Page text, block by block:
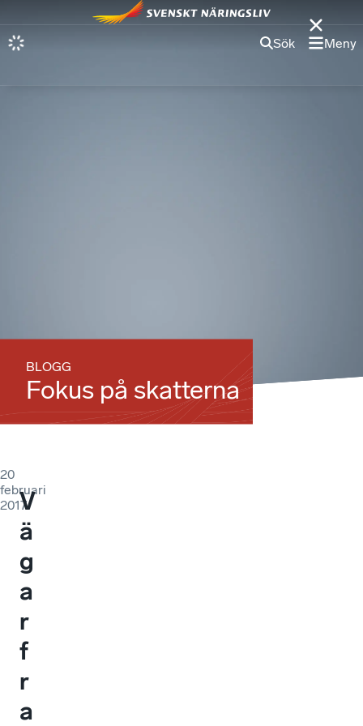
Sök Meny
BLOGG
Fokus på skatterna
20
februari
2017V
ä
g
a
r
f
r
a